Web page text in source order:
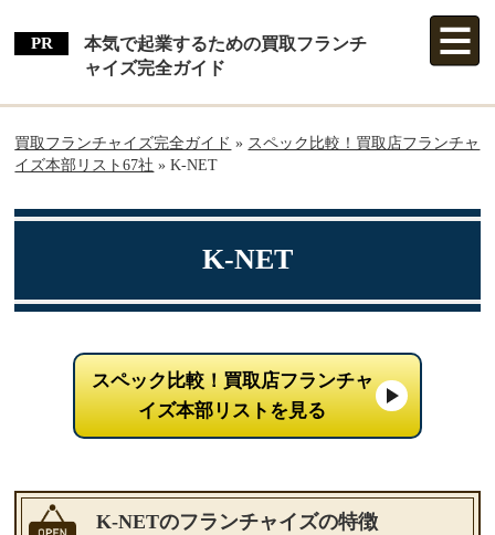
本気で起業するための買取フランチ
ャイズ完全ガイド
買取フランチャイズ完全ガイド » スペック比較！買取店フランチャ
イズ本部リスト67社 »K-NET
K-NET
スペック比較！買取店フランチャ
イズ本部リストを見る
K-NETのフランチャイズの特徴